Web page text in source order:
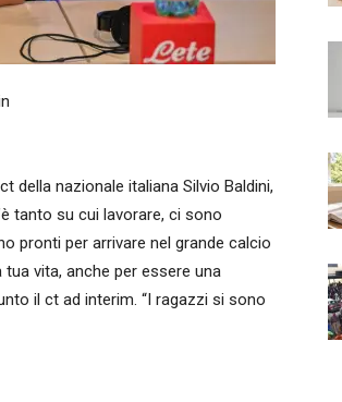
della nazionale italiana Silvio Baldini,
tanto su cui lavorare, ci sono
pronti per arrivare nel grande calcio
vita, anche per essere una
il ct ad interim. “I ragazzi si sono